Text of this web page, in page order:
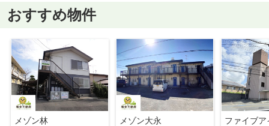
おすすめ物件
メゾン林
メゾン大永
ファイブア